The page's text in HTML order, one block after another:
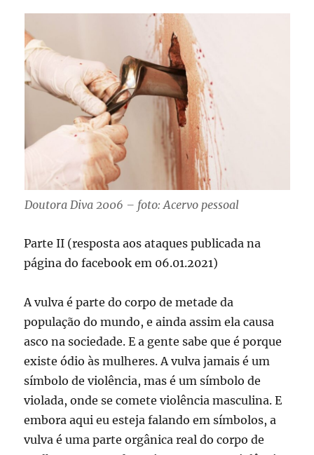
Doutora Diva 2006 – foto: Acervo pessoal
Parte II (resposta aos ataques publicada na
página do facebook em 06.01.2021)
A vulva é parte do corpo de metade da
população do mundo, e ainda assim ela causa
asco na sociedade. E a gente sabe que é porque
existe ódio às mulheres. A vulva jamais é um
símbolo de violência, mas é um símbolo de
violada, onde se comete violência masculina. E
embora aqui eu esteja falando em símbolos, a
vulva é uma parte orgânica real do corpo de